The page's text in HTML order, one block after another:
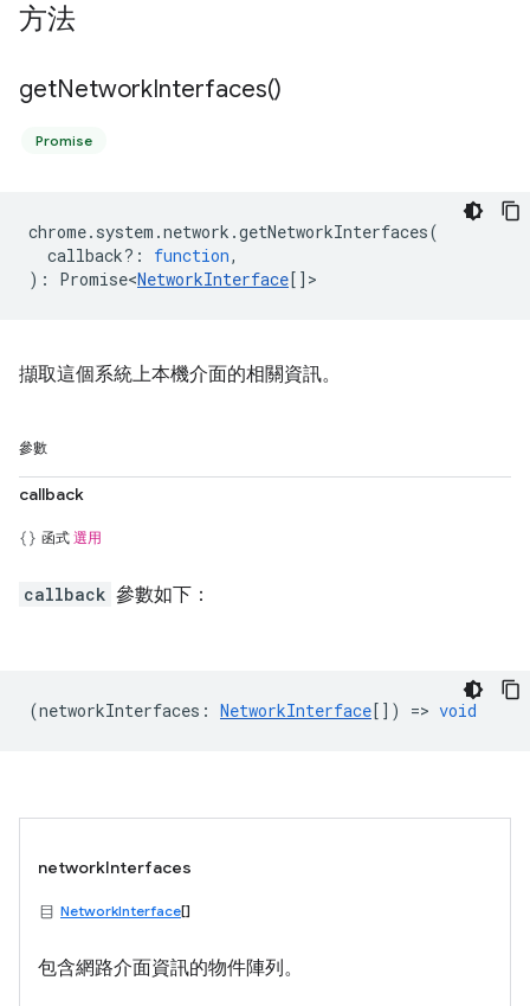
方法
getNetworkInterfaces()
Promise
chrome. system .network .getNetworkInterfaces(
callback? : function,
) : Promise<NetworkInterface[] >
擷取這個系統上本機介面的相關資訊。
參數
callback
函式 選用
callback 參數如下：
(networkInterfaces : NetworkInterface[]) => void
networkInterfaces
NetworkInterface[]
包含網路介面資訊的物件陣列。